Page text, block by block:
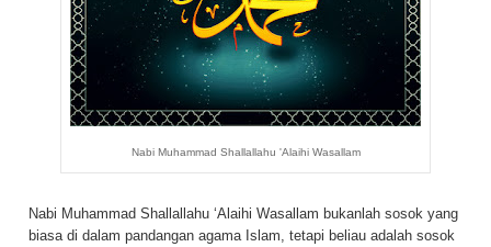
Nabi Muhammad Shallallahu 'Alaihi Wasallam
Nabi Muhammad Shallallahu ‘Alaihi Wasallam bukanlah sosok yang
biasa di dalam pandangan agama Islam, tetapi beliau adalah sosok